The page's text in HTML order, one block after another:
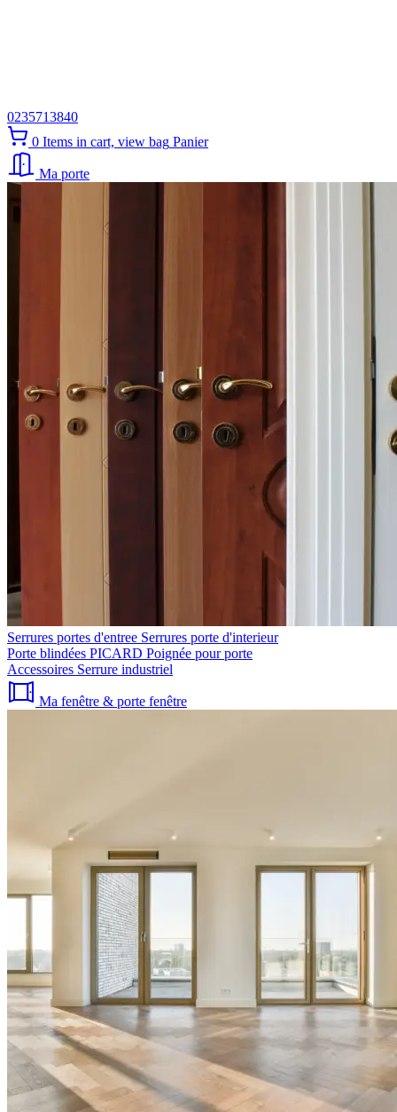
0235713840
0 Items in cart, view bag Panier
Ma porte
Serrures portes d'entree Serrures porte d'interieur
Porte blindées PICARD Poignée pour porte
Accessoires Serrure industriel
Ma fenêtre & porte fenêtre